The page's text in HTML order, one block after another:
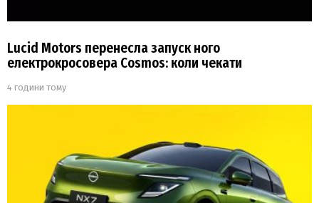
Lucid Motors перенесла запуск ного
електрокросовера Cosmos: коли чекати
4 години тому